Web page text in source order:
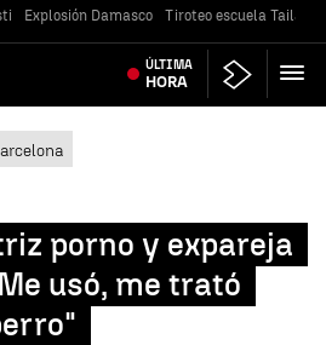
Explosión Damasco Tiroteo escuela
ÚLTIMA
HORA
porno y expareja
usó, me trató